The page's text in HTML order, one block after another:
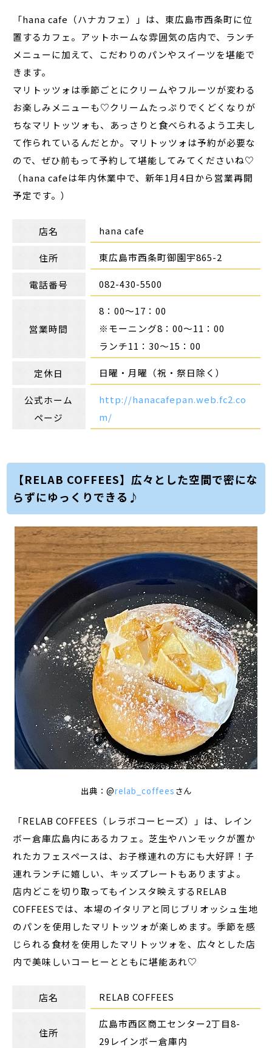
「hana cafe（ハナカフェ）」は、東広島市西条町に位
置するカフェ。アットホームな雰囲気の店内で、ランチ
メニューに加えて、こだわりのパンやスイーツを堪能で
きます。
マリトッツォは季節ごとにクリームやフルーツが変わる
お楽しみメニューも♡クリームたっぷりでくどくなりが
ちなマリトッツォも、あっさりと食べられるよう工夫し
て作られているんだとか。マリトッツォは予約が必要な
ので、ぜひ前もって予約して堪能してみてくださいね♡
（hana cafeは年内休業中で、新年1月4日から営業再開
予定です。）
店名 hana cafe
住所 東広島市西条町御園宇865-2
電話番号 082-430-5500
営業時間
8：00～17：00
※モーニング8：00～11：00
ランチ11：30～15：00
定休日 日曜・月曜（祝・祭日除く）
公式ホーム
ページ
http://hanacafepan.web.fc2.co
m/
【RELAB COFFEES】広々とした空間で密にな
らずにゆっくりできる♪
出典：@relab_coffees さん
「RELAB COFFEES（レラボコーヒーズ）」は、レイン
ボー倉庫広島内にあるカフェ。芝生やハンモックが置か
れたカフェスペースは、お子様連れの方にも大好評！子
連れランチに嬉しい、キッズプレートもありますよ。
店内どこを切り取ってもインスタ映えするRELAB
COFFEESでは、本場のイタリアと同じブリオッシュ生地
のパンを使用したマリトッツォが楽しめます。季節を感
じられる食材を使用したマリトッツォを、広々とした店
内で美味しいコーヒーとともに堪能あれ♡
店名 RELAB COFFEES
住所
広島市西区商工センター2丁目8-
29レインボー倉庫内